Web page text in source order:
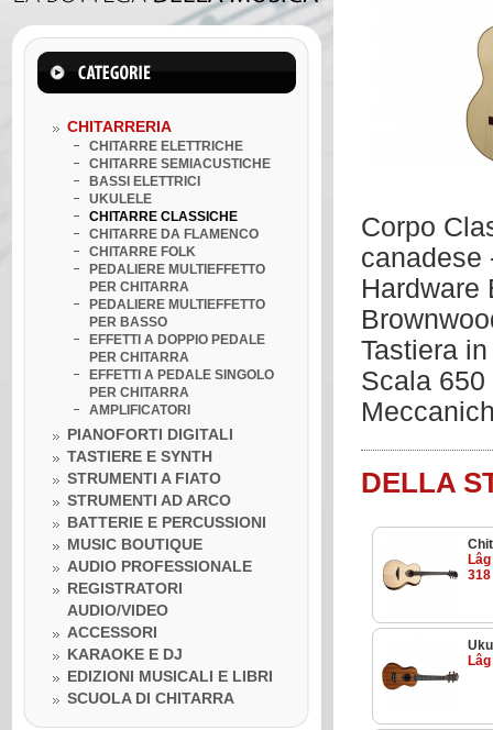
CHITARRERIA
CHITARRE ELETTRICHE
CHITARRE SEMIACUSTICHE
BASSI ELETTRICI
UKULELE
CHITARRE CLASSICHE
CHITARRE DA FLAMENCO
CHITARRE FOLK
PEDALIERE MULTIEFFETTO
PER CHITARRA
PEDALIERE MULTIEFFETTO
PER BASSO
EFFETTI A DOPPIO PEDALE
PER CHITARRA
EFFETTI A PEDALE SINGOLO
PER CHITARRA
AMPLIFICATORI
PIANOFORTI DIGITALI
TASTIERE E SYNTH
STRUMENTI A FIATO
STRUMENTI AD ARCO
BATTERIE E PERCUSSIONI
MUSIC BOUTIQUE
AUDIO PROFESSIONALE
REGISTRATORI
AUDIO/VIDEO
ACCESSORI
KARAOKE E DJ
EDIZIONI MUSICALI E LIBRI
SCUOLA DI CHITARRA
Venerdì 10 luglio 2020
LA BOTTEGA DELLA MUSICA
INCONTRA...I GRANDI DELLA
MUSICA
Venerdì 10 luglio 2020
Lezione ukulele in Omaggio
Corpo
canadese
Hardware
Tastiera
Scala
DELLA
318